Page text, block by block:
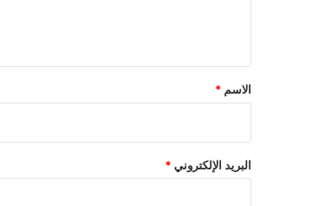
*
الاسم *
البريد الإلكتروني *